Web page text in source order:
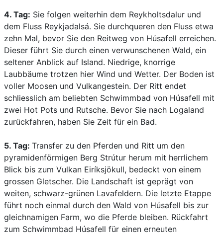
4. Tag: Sie folgen weiterhin dem Reykholtsdalur und
dem Fluss Reykjadalsá. Sie durchqueren den Fluss etwa
zehn Mal, bevor Sie den Reitweg von Húsafell erreichen.
Dieser führt Sie durch einen verwunschenen Wald, ein
seltener Anblick auf Island. Niedrige, knorrige
Laubbäume trotzen hier Wind und Wetter. Der Boden ist
voller Moosen und Vulkangestein. Der Ritt endet
schliesslich am beliebten Schwimmbad von Húsafell mit
zwei Hot Pots und Rutsche. Bevor Sie nach Logaland
zurückfahren, haben Sie Zeit für ein Bad.
5. Tag: Transfer zu den Pferden und Ritt um den
pyramidenförmigen Berg Strútur herum mit herrlichem
Blick bis zum Vulkan Eiríksjökull, bedeckt von einem
grossen Gletscher. Die Landschaft ist geprägt von
weiten, schwarz-grünen Lavafeldern. Die letzte Etappe
führt noch einmal durch den Wald von Húsafell bis zur
gleichnamigen Farm, wo die Pferde bleiben. Rückfahrt
zum Schwimmbad Húsafell für einen erneuten